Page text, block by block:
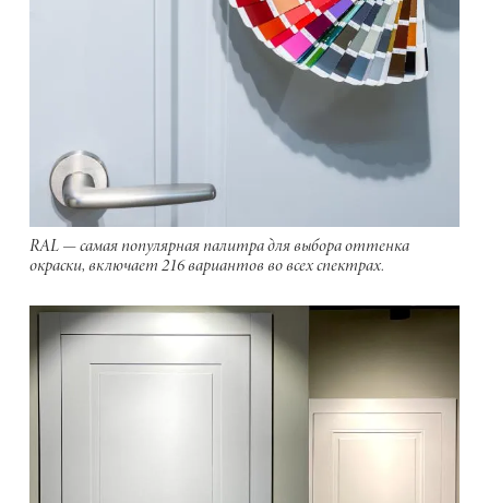
RAL — самая популярная палитра для выбора оттенка
окраски, включает 216 вариантов во всех спектрах.